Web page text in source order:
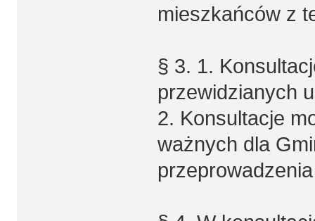
mieszkańców z
§ 3. 1.
przewidzianych
2. Konsultacje
ważnych dla